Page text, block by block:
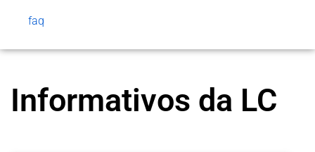
faq
Informativos da LC